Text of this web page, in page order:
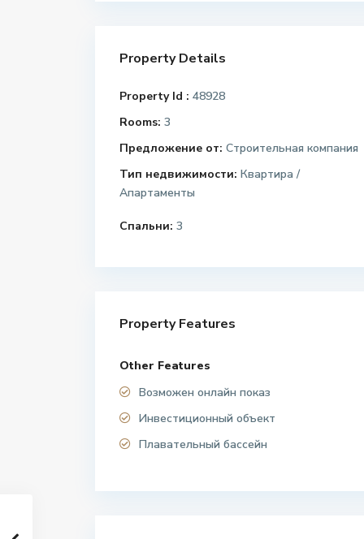
Property Details
Property Id : 48928
Rooms: 3
Предложение от: Строительная компания
Тип недвижимости: Квартира /
Апартаменты
Спальни: 3
Property Features
Other Features
Возможен онлайн показ
Инвестиционный объект
Плавательный бассейн